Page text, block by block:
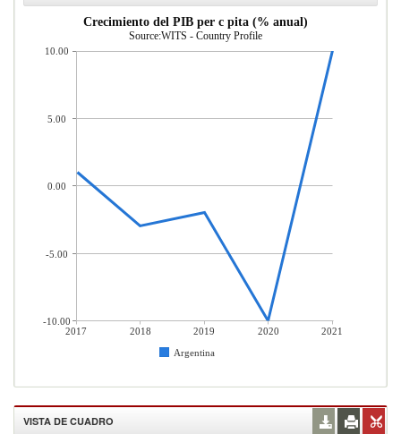
Crecimiento del PIB per c pita (% anual)
Source:WITS - Country Profile
2017 2018 2019 2020
2021
Argentina
10.00
5.00
0.00
-5.00
-10.00
VISTA DE CUADRO